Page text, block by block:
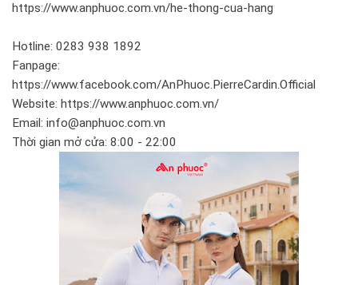
https://www.anphuoc.com.vn/he-thong-cua-hang
Hotline: 0283 938 1892
Fanpage:
https://www.facebook.com/AnPhuoc.PierreCardin.Official
Website: https://www.anphuoc.com.vn/
Email: info@anphuoc.com.vn
Thời gian mở cửa: 8:00 - 22:00